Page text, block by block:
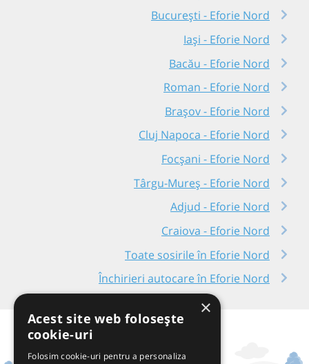
București - Eforie Nord
Iași - Eforie Nord
Bacău - Eforie Nord
Roman - Eforie Nord
Brașov - Eforie Nord
Cluj Napoca - Eforie Nord
Focșani - Eforie Nord
Târgu-Mureș - Eforie Nord
Adjud - Eforie Nord
Craiova - Eforie Nord
Toate sosirile în Eforie Nord
Închirieri autocare în Eforie Nord
×
Acest site web folosește
cookie-uri
Folosim cookie-uri pentru a personaliza